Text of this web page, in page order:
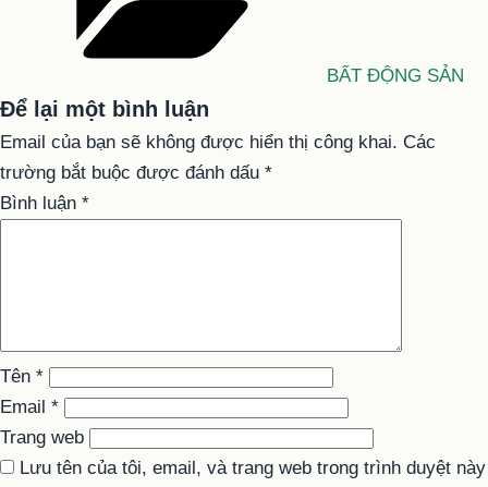
BẤT ĐỘNG SẢN
Để lại một bình luận
Email của bạn sẽ không được hiển thị công khai. Các
trường bắt buộc được đánh dấu *
Bình luận *
Tên *
Email *
Trang web
Lưu tên của tôi, email, và trang web trong trình duyệt này